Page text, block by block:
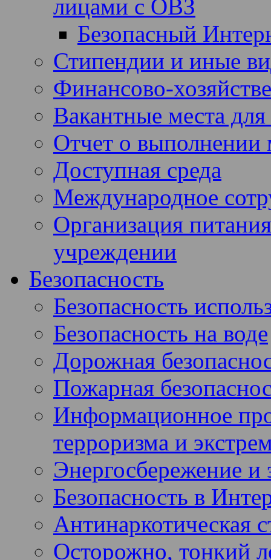
лицами с ОВЗ
Безопасный
Стипендии и иные
Финансово-
Вакантные места
Отчет о выполнении
Доступная среда
Международное
Организация
учреждении
Безопасность
Безопасность
Безопасность на воде
Дорожная
Пожарная
Информационное
терроризма и
Энергосбережение и
Безопасность в
Антинаркотическая
Осторожно, тонкий